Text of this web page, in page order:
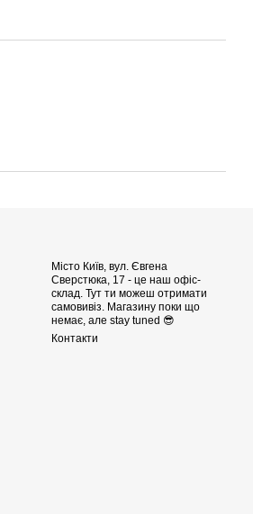
Місто Київ, вул. Євгена
Сверстюка, 17 - це наш офіс-
склад. Тут ти можеш отримати
самовивіз. Магазину поки що
немає, але stay tuned 😎
Контакти